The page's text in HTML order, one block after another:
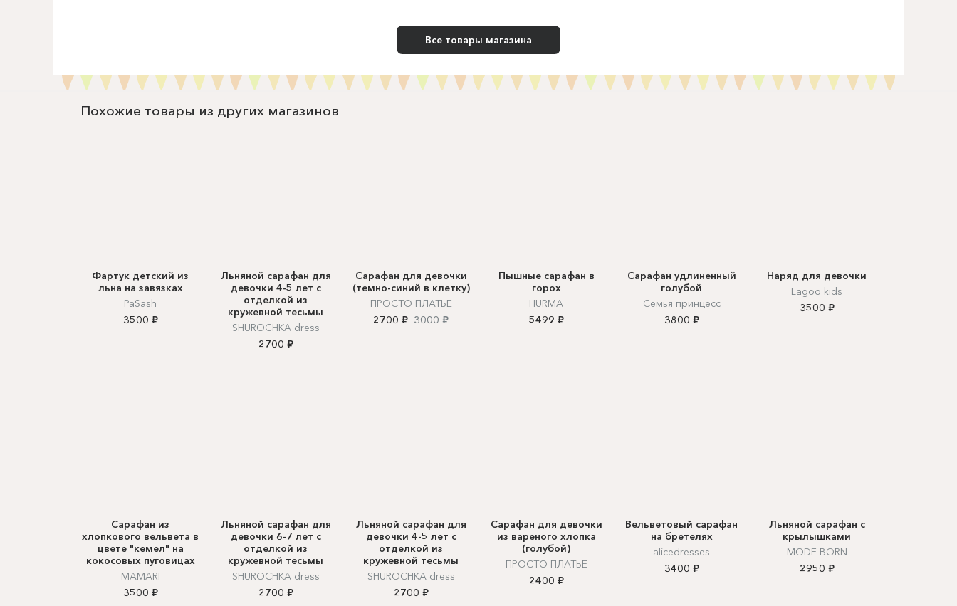
Все товары магазина
Похожие товары из других магазинов
Фартук детский из
льна на завязках
PaSash
3500 ₽
Льняной сарафан для
девочки 4-5 лет с
отделкой из
кружевной тесьмы
SHUROCHKA dress
2700 ₽
Сарафан для девочки
(темно-синий в клетку)
ПРОСТО ПЛАТЬЕ
2700 ₽ 3000 ₽
Пышные сарафан в
горох
HURMA
5499 ₽
Сарафан удлиненный
голубой
Семья принцесс
3800 ₽
Наряд для девочки
Lagoo kids
3500 ₽
Сарафан из
хлопкового вельвета в
цвете "кемел" на
кокосовых пуговицах
MAMARI
3500 ₽
Льняной сарафан для
девочки 6-7 лет с
отделкой из
кружевной тесьмы
SHUROCHKA dress
2700 ₽
Льняной сарафан для
девочки 4-5 лет с
отделкой из
кружевной тесьмы
SHUROCHKA dress
2700 ₽
Сарафан для девочки
из вареного хлопка
(голубой)
ПРОСТО ПЛАТЬЕ
2400 ₽
Вельветовый сарафан
на бретелях
alicedresses
3400 ₽
Льняной сарафан с
крылышками
MODE BORN
2950 ₽